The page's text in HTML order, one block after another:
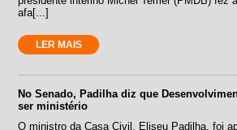
afa[...]
LER MAIS
No Senado, Padilha diz que
ser ministério
O ministro da Casa Civil, Eliseu Padilha, foi